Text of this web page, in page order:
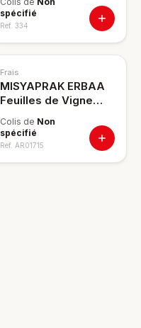
spécifié
Ref. 334
Frais
MISYAPRAK ERBAA
Feuilles de Vigne
Colis de Non
spécifié
Ref. AR01715